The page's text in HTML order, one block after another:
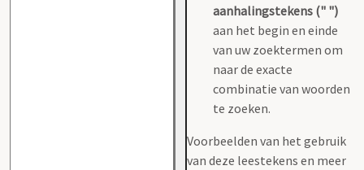
aanhalingstekens (" ")
aan het begin en einde
van uw zoektermen om
naar de exacte
combinatie van woorden
te zoeken.
Voorbeelden van het gebruik
van deze leestekens en meer